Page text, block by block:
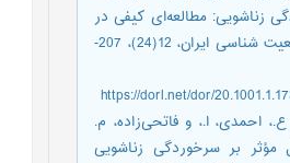
زناشویی: مطالعه‌ای کیفی در
شهر شیراز. مجله جمعیت شناسی ایران، 12(24)، 207-
https://dorl.net/dor/
احمدی، ا.، و فاتحی‌‌زاده، م.
مؤثر بر سرخوردگی زناشویی